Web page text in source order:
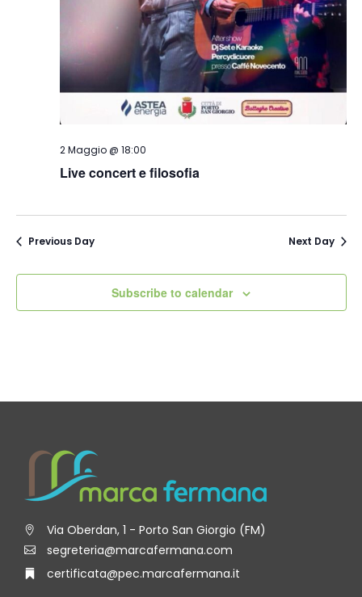
2 Maggio @ 18:00
Live concert e filosofia
Previous Day Next Day
Subscribe to calendar
Via Oberdan, 1 - Porto San Giorgio (FM)
segreteria@marcafermana.com
certificata@pec.marcafermana.it